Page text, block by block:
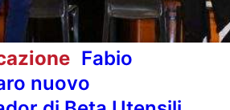
Fabio
nuovo